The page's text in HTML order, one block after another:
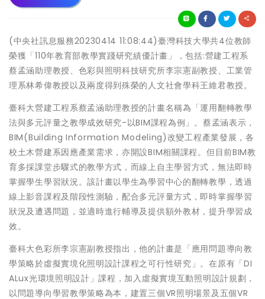
(中央社訊息服務20230414 11:08:44)臺灣科技大學共4位教師
榮獲「110年教育部教學實踐研究績優計畫」，包括:營建工程系
蔡孟涵助理教授、色彩與照明科技研究所李宗憲副教授、工業管
理系林希偉教授以及兩度得到殊榮的人文社會學科王維君教授。
臺科大營建工程系蔡孟涵助理教授的計畫名稱為「運用翻轉教學
法與多元評量之教學成效研究-以BIM課程為例」。蔡孟涵表示，
BIM(Building Information Modeling)改變工程產業發展，各
校土木營建系因應產業需求，亦開設BIM相關課程。但目前BIM教
育多採課堂步驟式的教學方式，而線上自主學習方式，無法即時
掌握學生學習狀況。該計畫以學生為學習中心的翻轉教學，透過
線上影音課程及階段性測驗，配合多元評量方式，即時掌握學習
狀況及遭遇問題，並適時進行輔導及提供額外教材，提升學習成
效。
臺科大色彩所李宗憲副教授指出，他的計畫是「應用問題導向教
學策略於虛擬實境化照明設計課程之可行性研究」。在原有「DI
ALux光環境照明設計」課程，加入虛擬實境互動照明設計規劃，
以問題導向學習教學策略為本，建置三個VR照明場景及五個VR